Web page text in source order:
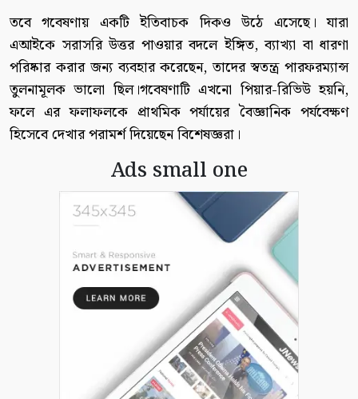
তবে গবেষণায় একটি ইতিবাচক দিকও উঠে এসেছে। যারা
এআইকে সরাসরি উত্তর পাওয়ার বদলে ইঙ্গিত, ব্যাখ্যা বা ধারণা
পরিষ্কার করার জন্য ব্যবহার করেছেন, তাদের স্বতন্ত্র পারফরম্যান্স
তুলনামূলক ভালো ছিল।গবেষণাটি এখনো পিয়ার-রিভিউ হয়নি,
ফলে এর ফলাফলকে প্রাথমিক পর্যায়ের বৈজ্ঞানিক পর্যবেক্ষণ
হিসেবে দেখার পরামর্শ দিয়েছেন বিশেষজ্ঞরা।
Ads small one